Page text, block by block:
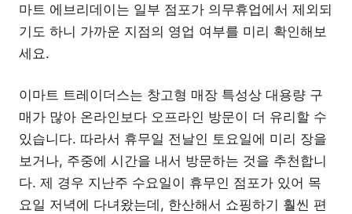
마트 에브리데이는 일부 점포가 의무휴업에서 제외되
기도 하니 가까운 지점의 영업 여부를 미리 확인해보
세요.
이마트 트레이더스는 창고형 매장 특성상 대용량 구
매가 많아 온라인보다 오프라인 방문이 더 유리할 수
있습니다. 따라서 휴무일 전날인 토요일에 미리 장을
보거나, 주중에 시간을 내서 방문하는 것을 추천합니
다. 제 경우 지난주 수요일이 휴무인 점포가 있어 목
요일 저녁에 다녀왔는데, 한산해서 쇼핑하기 훨씬 편